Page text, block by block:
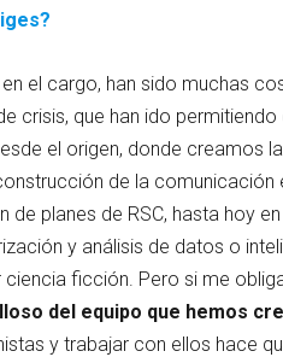
el cargo, han sido muchas
crisis, que han ido
el origen, donde creamos
de la
de planes de RSC, hasta hoy
y análisis de datos o
ficción. Pero si me
del equipo que hemos
y trabajar con ellos hace